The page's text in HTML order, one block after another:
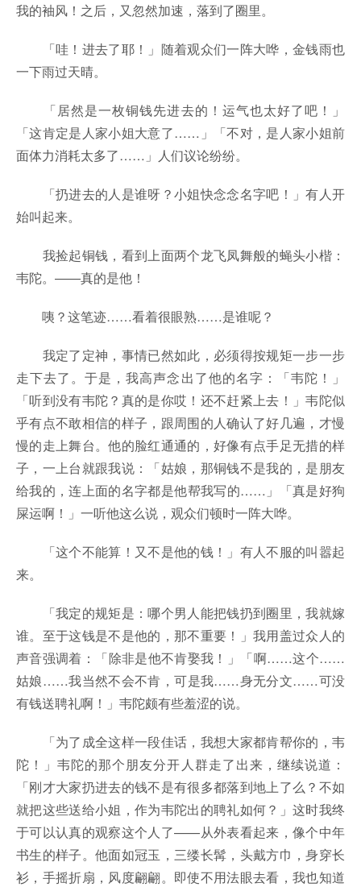
我的袖风！之后，又忽然加速，落到了圈里。
「哇！进去了耶！」随着观众们一阵大哗，金钱雨也
一下雨过天晴。
「居然是一枚铜钱先进去的！运气也太好了吧！」
「这肯定是人家小姐大意了……」「不对，是人家小姐前
面体力消耗太多了……」人们议论纷纷。
「扔进去的人是谁呀？小姐快念念名字吧！」有人开
始叫起来。
我捡起铜钱，看到上面两个龙飞凤舞般的蝇头小楷：
韦陀。——真的是他！
咦？这笔迹……看着很眼熟……是谁呢？
我定了定神，事情已然如此，必须得按规矩一步一步
走下去了。于是，我高声念出了他的名字：「韦陀！」
「听到没有韦陀？真的是你哎！还不赶紧上去！」韦陀似
乎有点不敢相信的样子，跟周围的人确认了好几遍，才慢
慢的走上舞台。他的脸红通通的，好像有点手足无措的样
子，一上台就跟我说：「姑娘，那铜钱不是我的，是朋友
给我的，连上面的名字都是他帮我写的……」「真是好狗
屎运啊！」一听他这么说，观众们顿时一阵大哗。
「这个不能算！又不是他的钱！」有人不服的叫嚣起
来。
「我定的规矩是：哪个男人能把钱扔到圈里，我就嫁
谁。至于这钱是不是他的，那不重要！」我用盖过众人的
声音强调着：「除非是他不肯娶我！」「啊……这个……
姑娘……我当然不会不肯，可是我……身无分文……可没
有钱送聘礼啊！」韦陀颇有些羞涩的说。
「为了成全这样一段佳话，我想大家都肯帮你的，韦
陀！」韦陀的那个朋友分开人群走了出来，继续说道：
「刚才大家扔进去的钱不是有很多都落到地上了么？不如
就把这些送给小姐，作为韦陀出的聘礼如何？」这时我终
于可以认真的观察这个人了——从外表看起来，像个中年
书生的样子。他面如冠玉，三缕长髯，头戴方巾，身穿长
衫，手摇折扇，风度翩翩。即使不用法眼去看，我也知道